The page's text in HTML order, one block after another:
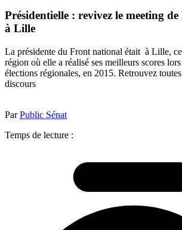
Présidentielle : revivez le meeting
à Lille
La présidente du Front national était à Lille,
région où elle a réalisé ses meilleurs scores
élections régionales, en 2015. Retrouvez
discours
ParPublic Sénat
Temps de lecture :